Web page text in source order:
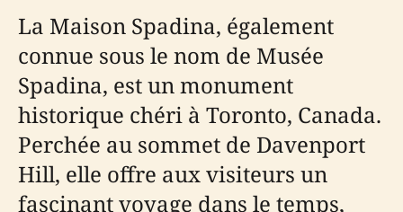
La Maison Spadina, également
connue sous le nom de Musée
Spadina, est un monument
historique chéri à Toronto, Canada.
Perchée au sommet de Davenport
Hill, elle offre aux visiteurs un
fascinant voyage dans le temps,